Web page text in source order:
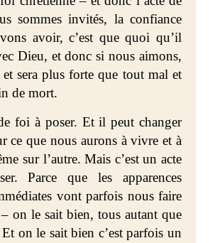
sommes invités, la confiance
avoir, c’est que quoi qu’il
Dieu, et donc si nous aimons,
sera plus forte que tout mal et
de mort.
foi à poser. Et il peut changer
ce que nous aurons à vivre et à
sur l’autre. Mais c’est un acte
Parce que les apparences
vont parfois nous faire
on le sait bien, tous autant que
on le sait bien c’est parfois un